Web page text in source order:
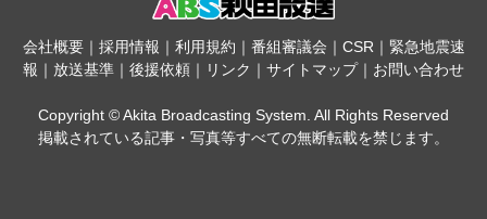
会社概要｜ 採用情報 ｜ 利用規約 ｜ 番組審議会 ｜ CSR｜ 緊急地震速
報 ｜ 放送基準 ｜ 後援依頼 ｜ リンク ｜ サイトマップ｜ お問い合わせ
Copyright © Akita Broadcasting System. All Rights Reserved
掲載されている記事・写真等すべての無断転載を禁じます。